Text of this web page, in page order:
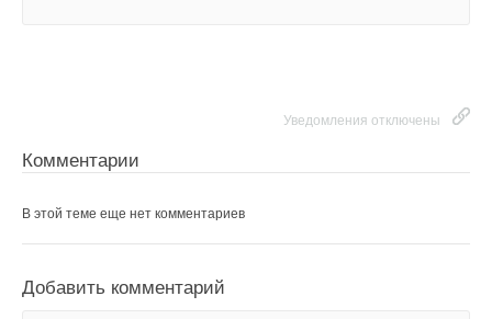
Уведомления отключены
Комментарии
В этой теме еще нет комментариев
Добавить комментарий